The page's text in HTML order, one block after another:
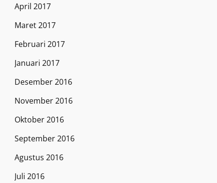
April 2017
Maret 2017
Februari 2017
Januari 2017
Desember 2016
November 2016
Oktober 2016
September 2016
Agustus 2016
Juli 2016